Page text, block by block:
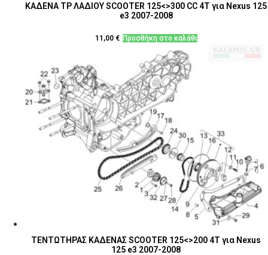
ΚΑΔΕΝΑ ΤΡ ΛΑΔΙΟΥ SCOOTER 125<>300 CC 4T για Nexus 125
e3 2007-2008
11,00 € Προσθήκη στο καλάθι
ΤΕΝΤΩΤΗΡΑΣ ΚΑΔΕΝΑΣ SCOOTER 125<>200 4T για Nexus
125 e3 2007-2008